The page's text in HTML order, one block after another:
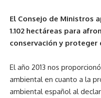
El Consejo de Ministros
1.102 hectáreas para
conservación y proteger
El año 2013 nos
ambiental en cuanto a la
ambiental español al